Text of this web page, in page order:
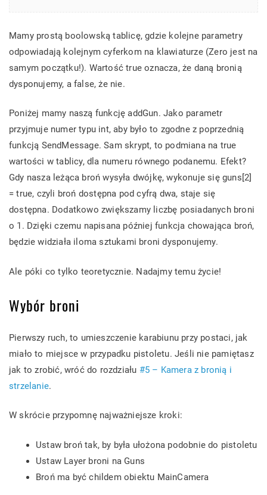
Mamy prostą boolowską tablicę, gdzie kolejne parametry
odpowiadają kolejnym cyferkom na klawiaturze (Zero jest na
samym początku!). Wartość true oznacza, że daną bronią
dysponujemy, a false, że nie.
Poniżej mamy naszą funkcję addGun. Jako parametr
przyjmuje numer typu int, aby było to zgodne z poprzednią
funkcją SendMessage. Sam skrypt, to podmiana na true
wartości w tablicy, dla numeru równego podanemu. Efekt?
Gdy nasza leżąca broń wysyła dwójkę, wykonuje się guns[2]
= true, czyli broń dostępna pod cyfrą dwa, staje się
dostępna. Dodatkowo zwiększamy liczbę posiadanych broni
o 1. Dzięki czemu napisana później funkcja chowająca broń,
będzie widziała iloma sztukami broni dysponujemy.
Ale póki co tylko teoretycznie. Nadajmy temu życie!
Wybór broni
Pierwszy ruch, to umieszczenie karabiunu przy postaci, jak
miało to miejsce w przypadku pistoletu. Jeśli nie pamiętasz
jak to zrobić, wróć do rozdziału #5 – Kamera z bronią i
strzelanie.
W skrócie przypomnę najważniejsze kroki:
Ustaw broń tak, by była ułożona podobnie do pistoletu
Ustaw Layer broni na Guns
Broń ma być childem obiektu MainCamera